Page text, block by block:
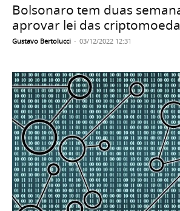
Bolsonaro tem duas
aprovar lei das
Gustavo Bertolucci - 03/12/2022 12:31